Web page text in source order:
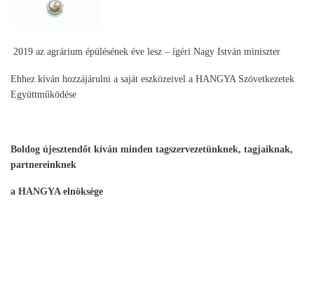
2019 az agrárium épülésének éve lesz – ígéri Nagy István miniszter
Ehhez kíván hozzájárulni a saját eszközeivel a HANGYA Szövetkezetek
Együttműködése
Boldog újesztendőt kíván minden tagszervezetünknek, tagjaiknak,
partnereinknek
a HANGYA elnöksége